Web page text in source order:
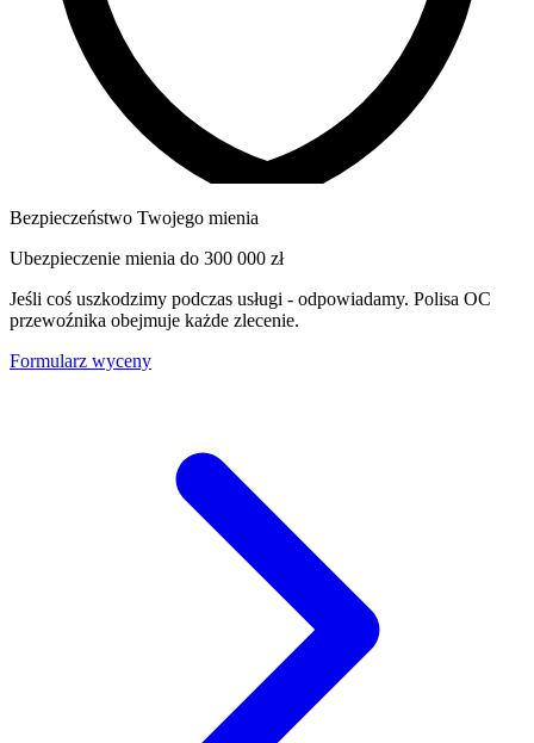
Bezpieczeństwo Twojego mienia
Ubezpieczenie mienia do 300 000 zł
Jeśli coś uszkodzimy podczas usługi - odpowiadamy. Polisa OC
przewoźnika obejmuje każde zlecenie.
Formularz wyceny